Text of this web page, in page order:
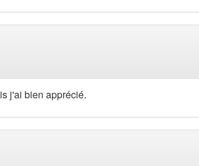
j'ai bien apprécié.